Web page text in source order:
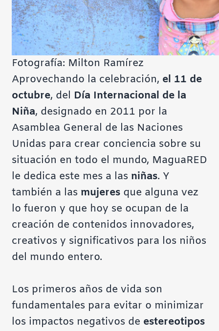
Fotografía: Milton Ramírez
Aprovechando la celebración, el 11 de
octubre, del Día Internacional de la
Niña, designado en 2011 por la
Asamblea General de las Naciones
Unidas para crear conciencia sobre su
situación en todo el mundo, MaguaRED
le dedica este mes a las niñas. Y
también a las mujeres que alguna vez
lo fueron y que hoy se ocupan de la
creación de contenidos innovadores,
creativos y significativos para los niños
del mundo entero.
Los primeros años de vida son
fundamentales para evitar o minimizar
los impactos negativos de estereotipos